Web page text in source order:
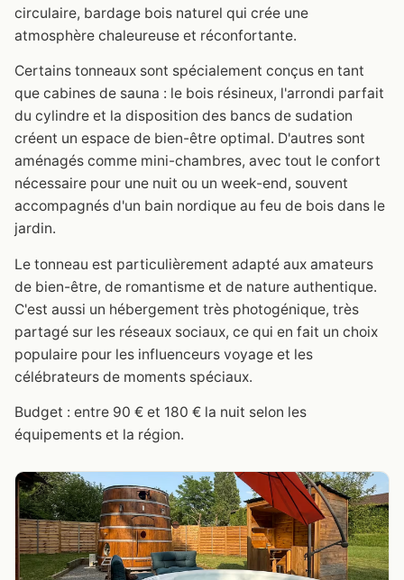
circulaire, bardage bois naturel qui crée une
atmosphère chaleureuse et réconfortante.
Certains tonneaux sont spécialement conçus en tant
que cabines de sauna : le bois résineux, l'arrondi parfait
du cylindre et la disposition des bancs de sudation
créent un espace de bien-être optimal. D'autres sont
aménagés comme mini-chambres, avec tout le confort
nécessaire pour une nuit ou un week-end, souvent
accompagnés d'un bain nordique au feu de bois dans le
jardin.
Le tonneau est particulièrement adapté aux amateurs
de bien-être, de romantisme et de nature authentique.
C'est aussi un hébergement très photogénique, très
partagé sur les réseaux sociaux, ce qui en fait un choix
populaire pour les influenceurs voyage et les
célébrateurs de moments spéciaux.
Budget : entre 90 € et 180 € la nuit selon les
équipements et la région.